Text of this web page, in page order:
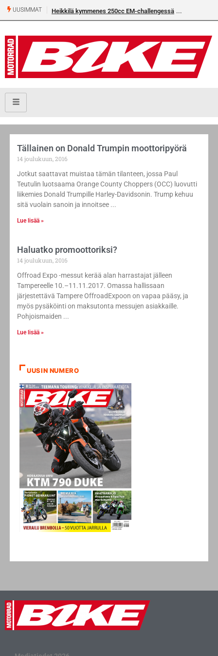
UUSIMMAT Heikkilä kymmenes 250cc EM-challengessä
Tällainen on Donald Trumpin moottoripyörä
14 joulukuun, 2016
Jotkut saattavat muistaa tämän tilanteen, jossa Paul
Teutulin luotsaama Orange County Choppers (OCC) luovutti
liikemies Donald Trumpille Harley-Davidsonin. Trump kehuu
sitä vuolain sanoin ja innoitsee
Lue lisää »
Haluatko promoottoriksi?
14 joulukuun, 2016
Offroad Expo -messut kerää alan harrastajat jälleen
Tampereelle 10.–11.11.2017. Omassa hallissaan
järjestettävä Tampere OffroadExpoon on vapaa pääsy, ja
myös pysäköinti on maksutonta messujen asiakkaille.
Pohjoismaiden
Lue lisää »
UUSIN NUMERO